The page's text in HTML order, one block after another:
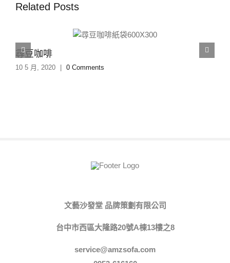
Related Posts
尋豆咖啡
10 5 月, 2020 | 0 Comments
文藝沙發堂 品牌策劃有限公司
台中市西區大隆路20號A棟13樓之8
service@amzsofa.com